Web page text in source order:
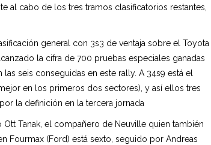
al cabo de los tres tramos clasificatorios restantes,
general con 3s3 de ventaja sobre el Toyota
la cifra de 700 pruebas especiales ganadas
las seis conseguidas en este rally. A 34s9 está el
en los primeros dos sectores), y así ellos tres
la definición en la tercera jornada
Tanak, el compañero de Neuville quien también
Fourmax (Ford) está sexto, seguido por Andreas